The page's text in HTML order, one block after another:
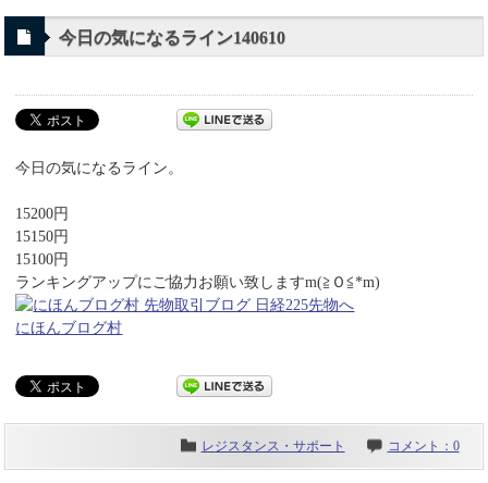
今日の気になるライン140610
今日の気になるライン。
15200円
15150円
15100円
ランキングアップにご協力お願い致しますm(≧Ｏ≦*m)
にほんブログ村
レジスタンス・サポート コメント：0